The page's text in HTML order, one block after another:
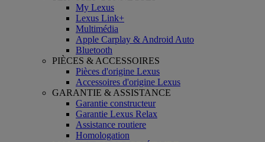
My Lexus
Lexus Link+
Multimédia
Apple Carplay & Android Auto
Bluetooth
PIÈCES & ACCESSOIRES
Pièces d'origine Lexus
Accessoires d'origine Lexus
GARANTIE & ASSISTANCE
Garantie constructeur
Garantie Lexus Relax
Assistance routiere
Homologation